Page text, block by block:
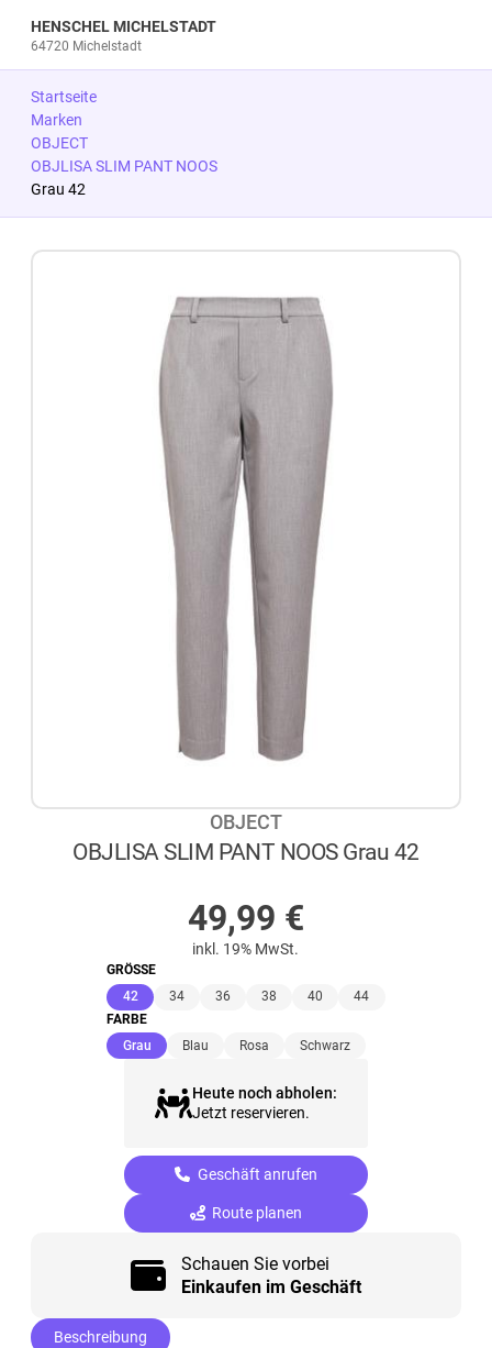
HENSCHEL MICHELSTADT
64720 Michelstadt
Startseite
Marken
OBJECT
OBJLISA SLIM PANT NOOS
Grau 42
OBJECT
OBJLISA SLIM PANT NOOS Grau 42
49,99 €
inkl. 19% MwSt.
GRÖSSE
42(ausgewählt)
34 36 38 40
44
FARBE
Grau(ausgewählt)
Blau Rosa Schwarz
Heute noch abholen:
Jetzt reservieren.
Geschäft anrufen
Route planen
Schauen Sie vorbei
Einkaufen im Geschäft
Beschreibung